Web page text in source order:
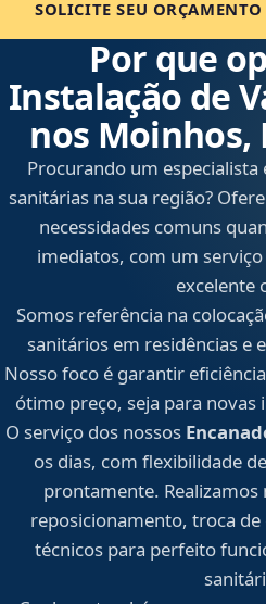
SOLICITE SEU ORÇAMENTO
Por que
Instalação de
nos Moinhos,
Procurando um especialista
sanitárias na sua região?
necessidades comuns
imediatos, com um
excelente
Somos referência na
sanitários em residências e
Nosso foco é garantir
ótimo preço, seja para novas
O serviço dos nossos
os dias, com flexibilidade
prontamente.
reposicionamento, troca
técnicos para perfeito